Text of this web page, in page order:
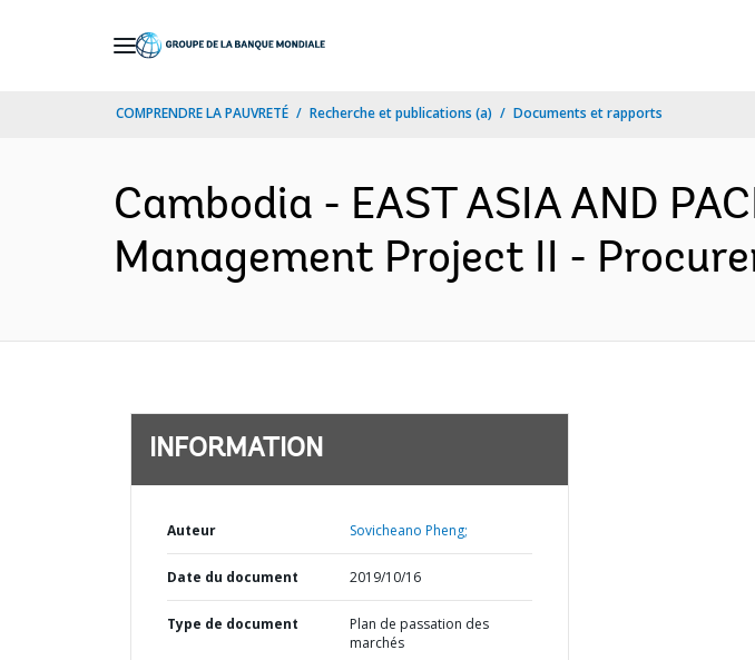
COMPRENDRE LA PAUVRETÉ Recherche et publications (a) Documents et rapports
Cambodia - EAST ASIA AND
Management Project II -
INFORMATION
Auteur Sovicheano Pheng;
Date du document 2019/10/16
Type de document
Plan de passation des
marchés